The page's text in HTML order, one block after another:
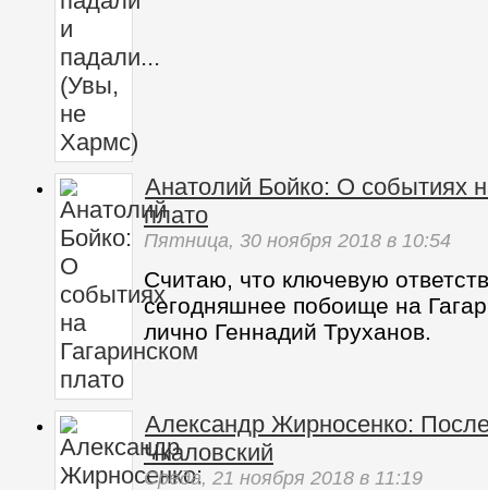
Анатолий Бойко: О событиях
плато
Пятница, 30 ноября 2018 в 10:54
Считаю, что ключевую
сегодняшнее побоище на
лично Геннадий Труханов.
Александр Жирносенко:
Чкаловский
Среда, 21 ноября 2018 в 11:19